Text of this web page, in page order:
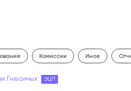
Комиссии Иное
Гнесиных ЭЦП